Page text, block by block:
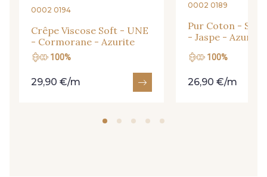
683YQ - Pêche clair 03735 - Framboise givrée
0002 0194
Crêpe Viscose Soft - UNE
- Cormorane - Azurite
100%
29,90 €/m
0002 0189
Pur Coton -
- Jaspe - Azurite
100%
26,90 €/m